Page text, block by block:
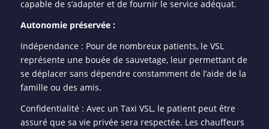
capable de s’adapter et de fournir le service adéquat.
Autonomie préservée :
Indépendance : Pour de nombreux patients, le VSL
représente une bouée de sauvetage, leur permettant de
se déplacer sans dépendre constamment de l’aide de la
famille ou des amis.
Confidentialité : Avec un Taxi VSL, le patient peut être
assuré que sa vie privée sera respectée. Les chauffeurs